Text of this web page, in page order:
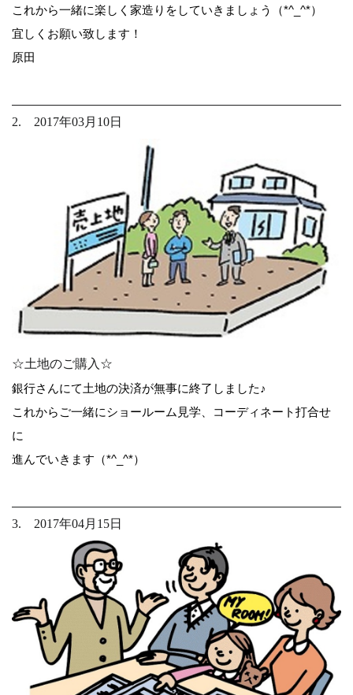
これから一緒に楽しく家造りをしていきましょう（*^_^*）
宜しくお願い致します！
原田
2. 2017年03月10日
☆土地のご購入☆
銀行さんにて土地の決済が無事に終了しました♪
これからご一緒にショールーム見学、コーディネート打合せ
に
進んでいきます（*^_^*）
3. 2017年04月15日